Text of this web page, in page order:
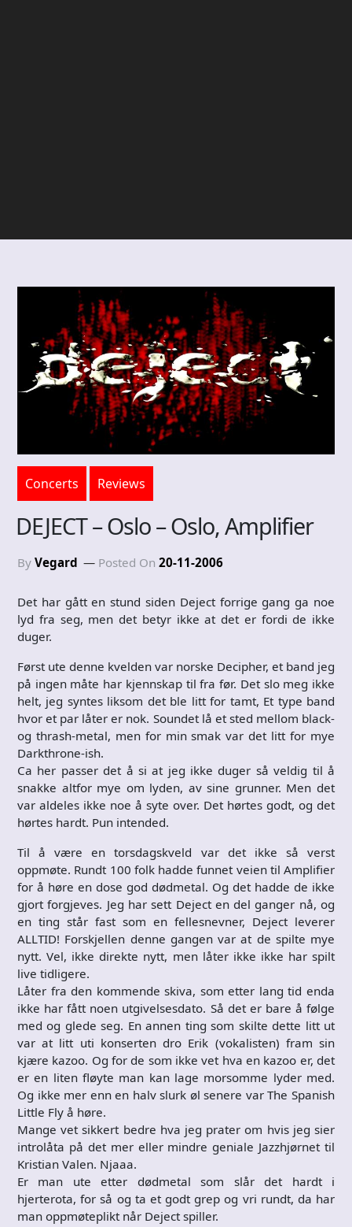
Concerts Reviews
DEJECT – Oslo – Oslo, Amplifier
By Vegard Posted On 20-11-2006
Det har gått en stund siden Deject forrige gang ga noe
lyd fra seg, men det betyr ikke at det er fordi de ikke
duger.
Først ute denne kvelden var norske Decipher, et band jeg
på ingen måte har kjennskap til fra før. Det slo meg ikke
helt, jeg syntes liksom det ble litt for tamt, Et type band
hvor et par låter er nok. Soundet lå et sted mellom black-
og thrash-metal, men for min smak var det litt for mye
Darkthrone-ish.
Ca her passer det å si at jeg ikke duger så veldig til å
snakke altfor mye om lyden, av sine grunner. Men det
var aldeles ikke noe å syte over. Det hørtes godt, og det
hørtes hardt. Pun intended.
Til å være en torsdagskveld var det ikke så verst
oppmøte. Rundt 100 folk hadde funnet veien til Amplifier
for å høre en dose god dødmetal. Og det hadde de ikke
gjort forgjeves. Jeg har sett Deject en del ganger nå, og
en ting står fast som en fellesnevner, Deject leverer
ALLTID! Forskjellen denne gangen var at de spilte mye
nytt. Vel, ikke direkte nytt, men låter ikke ikke har spilt
live tidligere.
Låter fra den kommende skiva, som etter lang tid enda
ikke har fått noen utgivelsesdato. Så det er bare å følge
med og glede seg. En annen ting som skilte dette litt ut
var at litt uti konserten dro Erik (vokalisten) fram sin
kjære kazoo. Og for de som ikke vet hva en kazoo er, det
er en liten fløyte man kan lage morsomme lyder med.
Og ikke mer enn en halv slurk øl senere var The Spanish
Little Fly å høre.
Mange vet sikkert bedre hva jeg prater om hvis jeg sier
introlåta på det mer eller mindre geniale Jazzhjørnet til
Kristian Valen. Njaaa.
Er man ute etter dødmetal som slår det hardt i
hjerterota, for så og ta et godt grep og vri rundt, da har
man oppmøteplikt når Deject spiller.